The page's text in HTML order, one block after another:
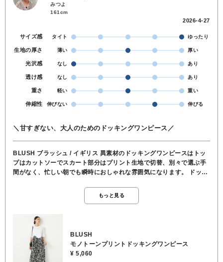
みつよ
161cm
2026-4-27
サイズ感 タイト ゆったり
生地の厚さ 薄い 厚い
光沢感 なし あり
透け感 なし あり
重さ 軽い 重い
伸縮性 伸びない 伸びる
＼甘すぎない、大人のためのドッキングワンピース／
BLUSH ブラッシュ / イギリス 異素材のドッキングワンピースはトッ
プはカットソーでスカート部分はプリント生地で切替、別々で選ぶ手
間がなく、忙しい朝でも瞬時におしゃれな雰囲気になります。 ドッキ
つ、お腹周りも自然にカバーしてくれます。 モノトーンの総柄プリン
トが、シックで都会的な印象がありトップスの白地は清潔感があり、
ーカーでカジュアルダウンしても様になる、着回し力の高い一枚で
ます。身幅にゆとりのあるシルエットなので、これからの季節も涼し
く快適♪ 派手すぎないのに地味にならないモノトーン柄は、トレンド
に左右されず長く愛用いただけます。 ★着丈 124cm ★肩幅 42cm ★
もっと見る
BLUSH
モノトーンプリントドッキングワンピース
¥ 5,060